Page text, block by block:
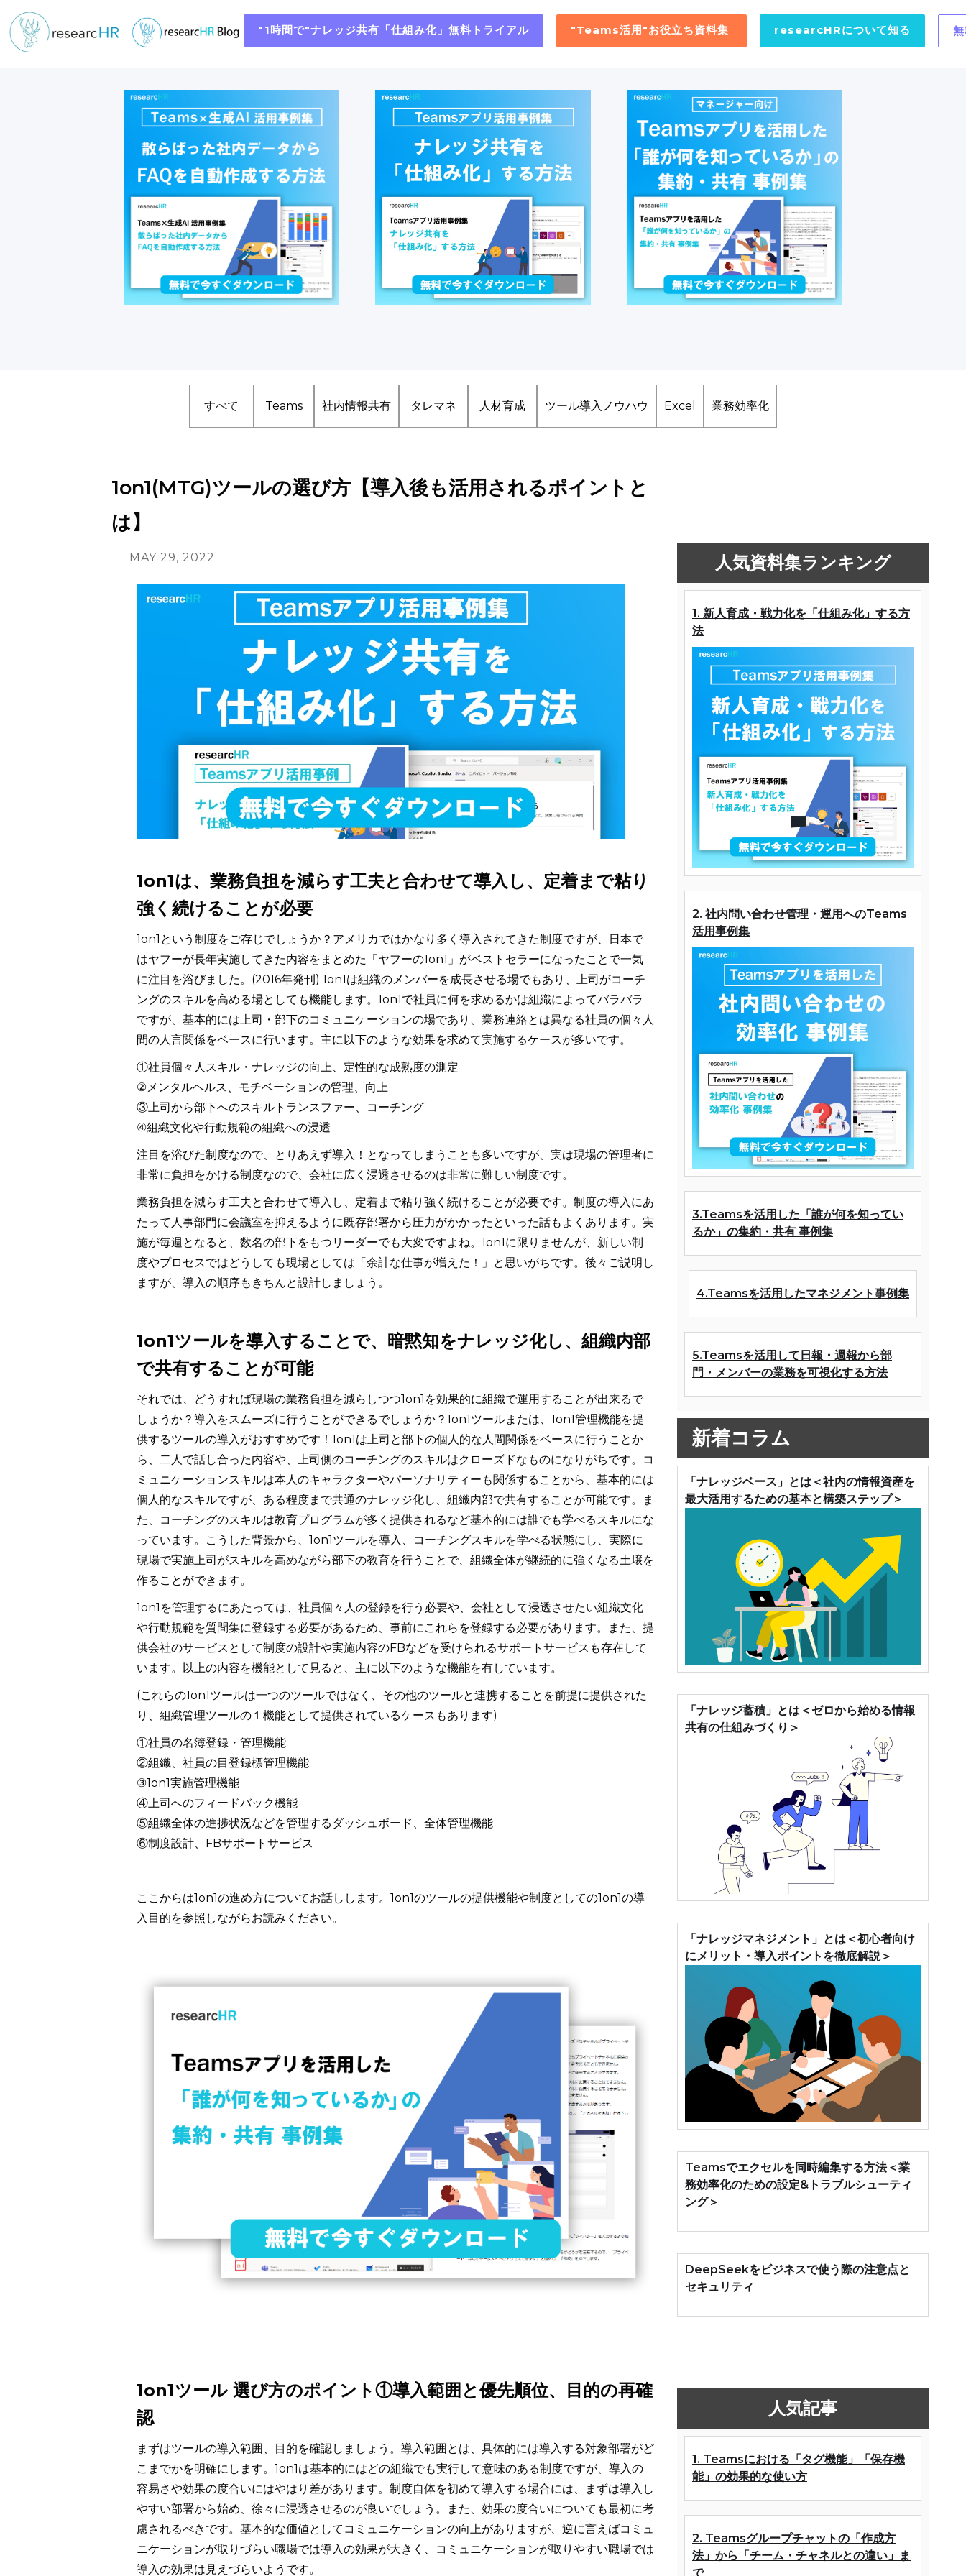
"1時間で"ナレッジ共有「仕組み化」無料トライアル "Teams活用"お役立ち資料集 researcHRについて知る
すべて Teams 社内情報共有 タレマネ 人材育成 ツール導入ノウハウ Excel 業務効率化
1on1(MTG)ツールの選び方【導入後も活用されるポイントと
は】
MAY 29, 2022
1on1は、業務負担を減らす工夫と合わせて導入し、定着まで粘り
強く続けることが必要
1on1という制度をご存じでしょうか？アメリカではかなり多く導入されてきた制度ですが、日本で
はヤフーが長年実施してきた内容をまとめた「ヤフーの1on1」がベストセラーになったことで一気
に注目を浴びました。(2016年発刊) 1on1は組織のメンバーを成長させる場でもあり、上司がコーチ
ングのスキルを高める場としても機能します。1on1で社員に何を求めるかは組織によってバラバラ
ですが、基本的には上司・部下のコミュニケーションの場であり、業務連絡とは異なる社員の個々人
間の人言関係をベースに行います。主に以下のような効果を求めて実施するケースが多いです。
①社員個々人スキル・ナレッジの向上、定性的な成熟度の測定
②メンタルヘルス、モチベーションの管理、向上
③上司から部下へのスキルトランスファー、コーチング
④組織文化や行動規範の組織への浸透
注目を浴びた制度なので、とりあえず導入！となってしまうことも多いですが、実は現場の管理者に
非常に負担をかける制度なので、会社に広く浸透させるのは非常に難しい制度です。
業務負担を減らす工夫と合わせて導入し、定着まで粘り強く続けることが必要です。制度の導入にあ
たって人事部門に会議室を抑えるように既存部署から圧力がかかったといった話もよくあります。実
施が毎週となると、数名の部下をもつリーダーでも大変ですよね。1on1に限りませんが、新しい制
度やプロセスではどうしても現場としては「余計な仕事が増えた！」と思いがちです。後々ご説明し
ますが、導入の順序もきちんと設計しましょう。
1on1ツールを導入することで、暗黙知をナレッジ化し、組織内部
で共有することが可能
それでは、どうすれば現場の業務負担を減らしつつ1on1を効果的に組織で運用することが出来るで
しょうか？導入をスムーズに行うことができるでしょうか？1on1ツールまたは、1on1管理機能を提
供するツールの導入がおすすめです！1on1は上司と部下の個人的な人間関係をベースに行うことか
ら、二人で話し合った内容や、上司側のコーチングのスキルはクローズドなものになりがちです。コ
ミュニケーションスキルは本人のキャラクターやパーソナリティーも関係することから、基本的には
個人的なスキルですが、ある程度まで共通のナレッジ化し、組織内部で共有することが可能です。ま
た、コーチングのスキルは教育プログラムが多く提供されるなど基本的には誰でも学べるスキルにな
っています。こうした背景から、1on1ツールを導入、コーチングスキルを学べる状態にし、実際に
現場で実施上司がスキルを高めながら部下の教育を行うことで、組織全体が継続的に強くなる土壌を
作ることができます。
1on1を管理するにあたっては、社員個々人の登録を行う必要や、会社として浸透させたい組織文化
や行動規範を質問集に登録する必要があるため、事前にこれらを登録する必要があります。また、提
供会社のサービスとして制度の設計や実施内容のFBなどを受けられるサポートサービスも存在して
います。以上の内容を機能として見ると、主に以下のような機能を有しています。
(これらの1on1ツールは一つのツールではなく、その他のツールと連携することを前提に提供された
り、組織管理ツールの１機能として提供されているケースもあります)
①社員の名簿登録・管理機能
②組織、社員の目登録標管理機能
③1on1実施管理機能
④上司へのフィードバック機能
⑤組織全体の進捗状況などを管理するダッシュボード、全体管理機能
⑥制度設計、FBサポートサービス
ここからは1on1の進め方についてお話しします。1on1のツールの提供機能や制度としての1on1の導
入目的を参照しながらお読みください。
1on1ツール 選び方のポイント①導入範囲と優先順位、目的の再確
認
まずはツールの導入範囲、目的を確認しましょう。導入範囲とは、具体的には導入する対象部署がど
こまでかを明確にします。1on1は基本的にはどの組織でも実行して意味のある制度ですが、導入の
容易さや効果の度合いにはやはり差があります。制度自体を初めて導入する場合には、まずは導入し
やすい部署から始め、徐々に浸透させるのが良いでしょう。また、効果の度合いについても最初に考
慮されるべきです。基本的な価値としてコミュニケーションの向上がありますが、逆に言えばコミュ
ニケーションが取りづらい職場では導入の効果が大きく、コミュニケーションが取りやすい職場では
導入の効果は見えづらいようです。
人気資料集ランキング
1. 新人育成・戦力化を「仕組み化」する方
法
2. 社内問い合わせ管理・運用へのTeams
活用事例集
3.Teamsを活用した「誰が何を知ってい
るか」の集約・共有 事例集
4.Teamsを活用したマネジメント事例集
5.Teamsを活用して日報・週報から部
門・メンバーの業務を可視化する方法
新着コラム
「ナレッジベース」とは＜社内の情報資産を
最大活用するための基本と構築ステップ＞
「ナレッジ蓄積」とは＜ゼロから始める情報
共有の仕組みづくり＞
「ナレッジマネジメント」とは＜初心者向け
にメリット・導入ポイントを徹底解説＞
Teamsでエクセルを同時編集する方法＜業
務効率化のための設定&トラブルシューティ
ング＞
DeepSeekをビジネスで使う際の注意点と
セキュリティ
人気記事
1. Teamsにおける「タグ機能」「保存機
能」の効果的な使い方
2. Teamsグループチャットの「作成方
法」から「チーム・チャネルとの違い」ま
で